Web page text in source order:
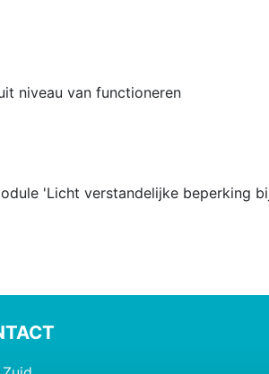
niveau van functioneren
'Licht verstandelijke beperking